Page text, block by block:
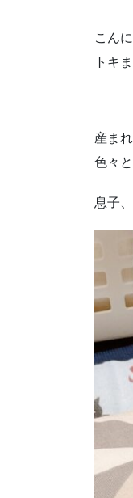
こん
トキ
産ま
色々
息子